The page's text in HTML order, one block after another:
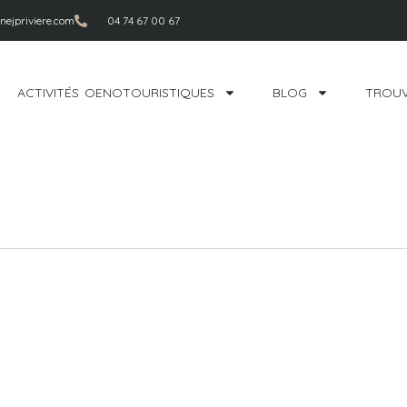
04 74 67 00 67
ACTIVITÉS OENOTOURISTIQUES BLOG